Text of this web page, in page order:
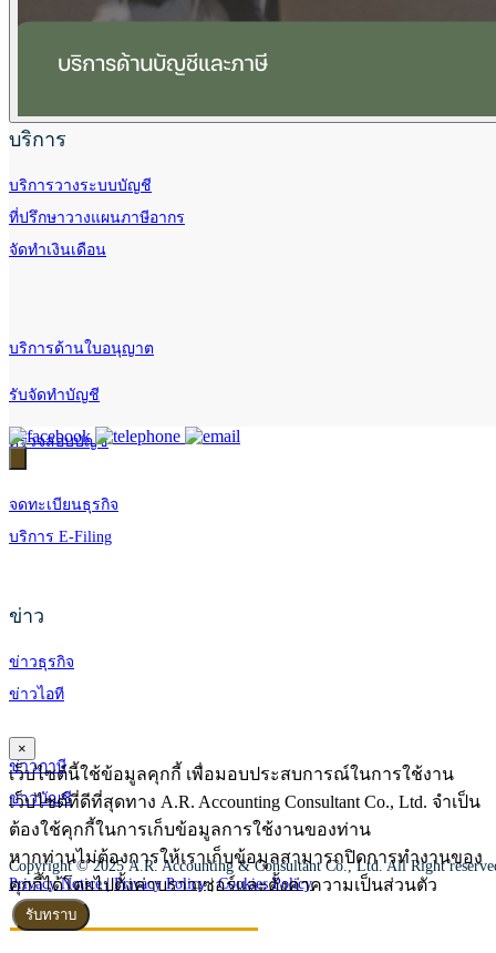
บริการ
บริการวางระบบบัญชี
ที่ปรึกษาวางแผนภาษีอากร
จัดทำเงินเดือน
บริการด้านใบอนุญาต
รับจัดทำบัญชี
ตรวจสอบบัญชี
จดทะเบียนธุรกิจ
บริการ E-Filing
ข่าว
ข่าวธุรกิจ
ข่าวไอที
ข่าวภาษี
ข่าวบัญชี
Copyright © 2025 A.R. Accounting & Consultant Co., Ltd. All Right
Privacy Notice | Privacy Policy|Cookies Policy
×
เว็บไซต์นี้ใช้ข้อมูลคุกกี้ เพื่อมอบประสบการณ์ในการใช้งาน
เว็บไซต์ที่ดีที่สุดทาง A.R. Accounting Consultant Co., Ltd. จำเป็น
ต้องใช้คุกกี้ในการเก็บข้อมูลการใช้งานของท่าน
หากท่านไม่ต้องการให้เราเก็บข้อมูลสามารถปิดการทำงานของ
คุกกี้ได้โดยไปตั้งค่าบราวเซอร์และตั้งค่าความเป็นส่วนตัว
รับทราบ